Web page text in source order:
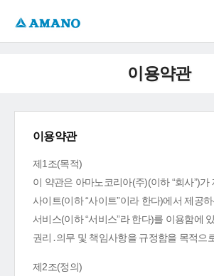
이용약관
이용약관
제1조(목적)
이 약관은 아마노코리아(주)(이하 “회사”)가
사이트(이하 “사이트”이라 한다)에서 제공
서비스(이하 “서비스”라 한다)를 이용함에
권리․의무 및 책임사항을 규정함을 목적으
제2조(정의)